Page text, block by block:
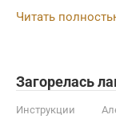
Читать
Загорелась
Инструкции